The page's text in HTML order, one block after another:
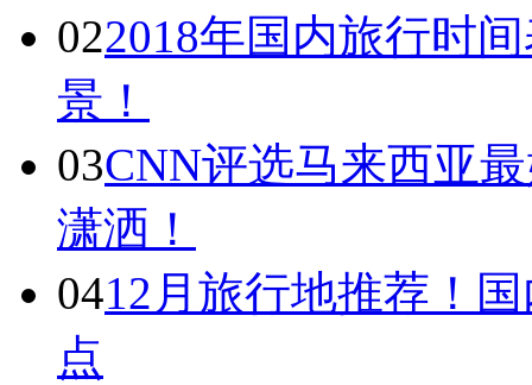
022018年国内旅行时
景！
03CNN评选马来西亚
潇洒！
0412月旅行地推荐！
点